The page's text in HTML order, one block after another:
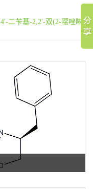
二苄基-2,2'-双(2-噁唑啉)